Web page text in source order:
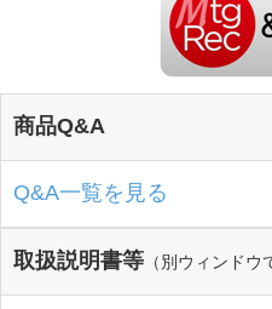
商品Q&A
Q&A一覧を見る
取扱説明書等 （別ウィンドウ